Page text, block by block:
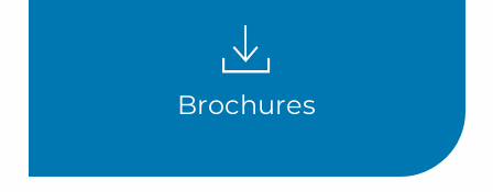
Brochures